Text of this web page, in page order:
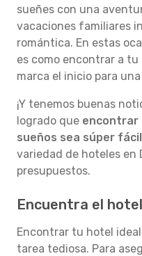
sueñes con una
vacaciones familiares
romántica. En estas
es como encontrar a
marca el inicio para
¡Y tenemos buenas
logrado que encontrar
sueños sea súper fácil
variedad de hoteles en
presupuestos.
Encuentra el
Encontrar tu hotel
tarea tediosa. Para